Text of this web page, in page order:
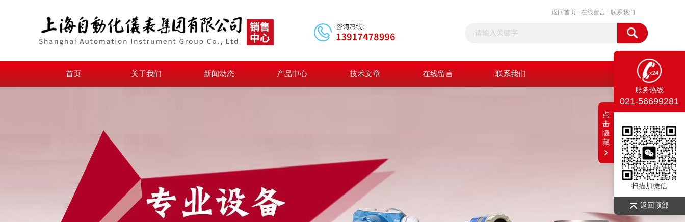
返回首页 在线留言 联系我们
首页 关于我们 新闻动态 产品中心 技术文章 在线留言 联系我们
服务热线
021-56699281
扫描加微信
返回顶部
点
击
隐
藏